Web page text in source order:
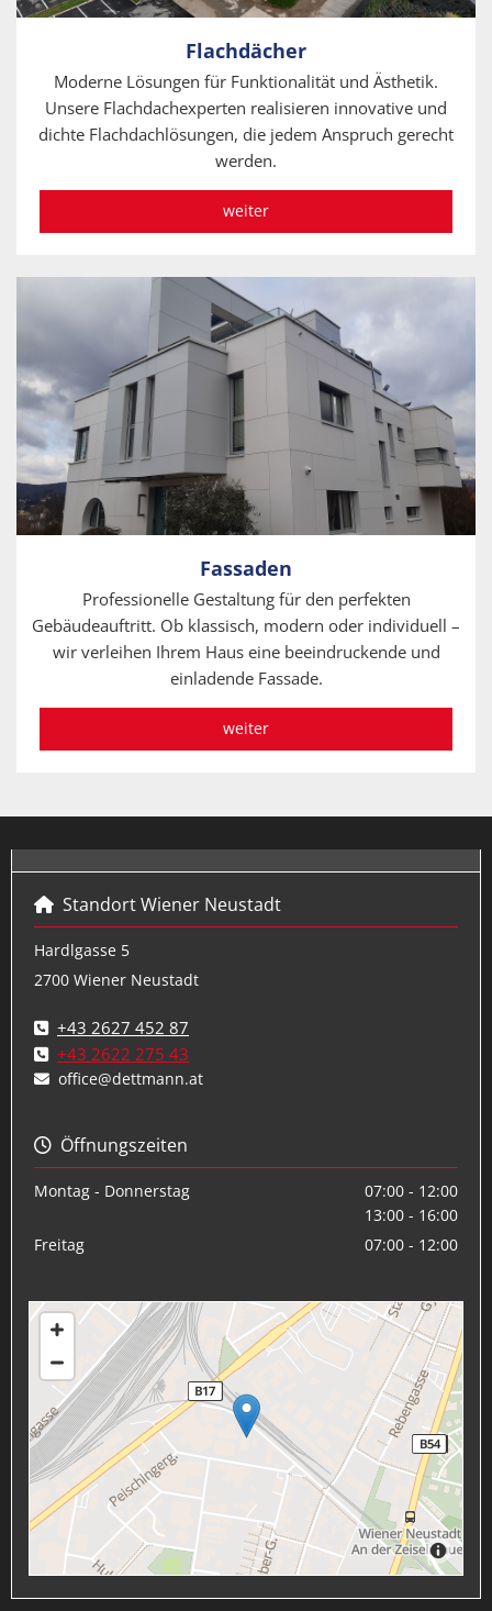
Flachdächer
Moderne Lösungen für Funktionalität und Ästhetik.
Unsere Flachdachexperten realisieren innovative und
dichte Flachdachlösungen, die jedem Anspruch gerecht
werden.
weiter
Fassaden
Professionelle Gestaltung für den perfekten
Gebäudeauftritt. Ob klassisch, modern oder individuell –
wir verleihen Ihrem Haus eine beeindruckende und
einladende Fassade.
weiter
 Standort Wiener Neustadt
Hardlgasse 5
2700 Wiener Neustadt
 +43 2627 452 87
 +43 2622 275 43
 office@dettmann.at
 Öffnungszeiten
Montag - Donnerstag
07:00 - 12:00
13:00 - 16:00
Freitag
07:00 - 12:00